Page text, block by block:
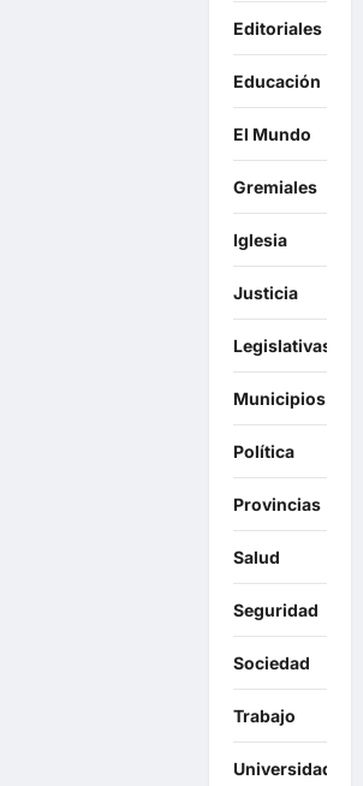
Editoriales
Educación
El Mundo
Gremiales
Iglesia
Justicia
Legislativas
Municipios
Política
Provincias
Salud
Seguridad
Sociedad
Trabajo
Universidades